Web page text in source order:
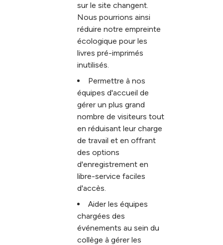
sur le site changent.
Nous pourrions ainsi
réduire notre empreinte
écologique pour les
livres pré-imprimés
inutilisés.
Permettre à nos
équipes d'accueil de
gérer un plus grand
nombre de visiteurs tout
en réduisant leur charge
de travail et en offrant
des options
d'enregistrement en
libre-service faciles
d'accès.
Aider les équipes
chargées des
événements au sein du
collège à gérer les